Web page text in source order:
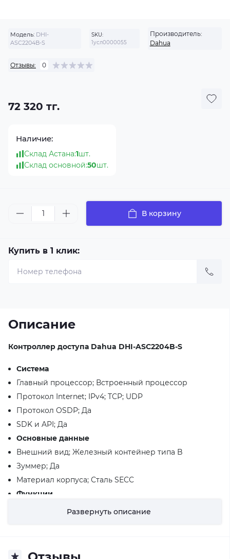
Модель: DHI-
ASC2204B-S
SKU:
1усл0000055
Производитель:
Dahua
Отзывы: 0
72 320 тг.
Наличие:
Склад Астана:1шт.
Склад основной:50шт.
В корзину
Купить в 1 клик:
Описание
Контроллер доступа Dahua DHI-ASC2204B-S
Система
Главный процессор; Встроенный процессор
Протокол Internet; IPv4; TCP; UDP
Протокол OSDP; Да
SDK и API; Да
Основные данные
Внешний вид; Железный контейнер типа B
Зуммер; Да
Материал корпуса; Сталь SECC
Функции
Режим разблокировки; Карта; дистанционно; пароль;
Развернуть описание